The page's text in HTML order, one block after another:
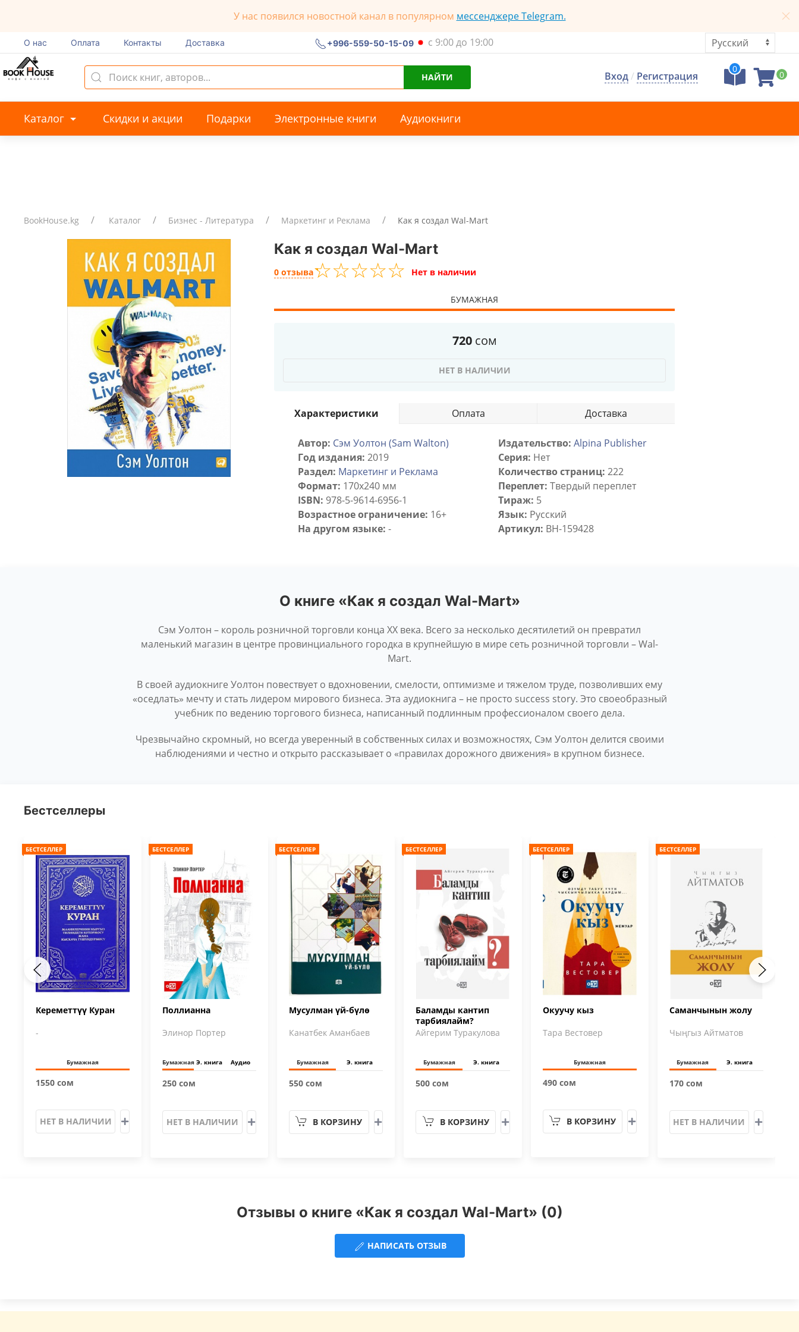
У нас появился новостной канал в популярном мессенджере Telegram.
О нас Оплата Контакты Доставка +996-559-50-15-09 с 9:00 до 19:00
НАЙТИ Вход/ Регистрация
0
0
Каталог Скидки и акции Подарки Электронные книги Аудиокниги
BookHouse.kg Каталог Бизнес - Литература Маркетинг и Реклама Как я создал Wal-Mart
Как я создал Wal-Mart
0 отзыва☆☆☆☆☆
★★★★★ Нет в наличии
БУМАЖНАЯ
720 сом
НЕТ В НАЛИЧИИ
Характеристики Оплата Доставка
Автор: Сэм Уолтон (Sam Walton) Издательство: Alpina Publisher
Год издания: 2019 Серия: Нет
Раздел: Маркетинг и Реклама Количество страниц: 222
Формат: 170х240 мм Переплет: Твердый переплет
ISBN: 978-5-9614-6956-1 Тираж: 5
Возрастное ограничение: 16+ Язык: Русский
На другом языке: - Артикул: BH-159428
О книге «Как я создал Wal-Mart»
Сэм Уолтон – король розничной торговли конца XX века. Всего за несколько десятилетий он превратил
маленький магазин в центре провинциального городка в крупнейшую в мире сеть розничной торговли – Wal-
Mart.
В своей аудиокниге Уолтон повествует о вдохновении, смелости, оптимизме и тяжелом труде, позволивших ему
«оседлать» мечту и стать лидером мирового бизнеса. Эта аудиокнига – не просто success story. Это своеобразный
учебник по ведению торгового бизнеса, написанный подлинным профессионалом своего дела.
Чрезвычайно скромный, но всегда уверенный в собственных силах и возможностях, Сэм Уолтон делится своими
наблюдениями и честно и открыто рассказывает о «правилах дорожного движения» в крупном бизнесе.
Бестселлеры
БЕСТСЕЛЛЕР
Кереметтүү Куран
-
Бумажная
1550 сом
НЕТ В НАЛИЧИИ
БЕСТСЕЛЛЕР
Поллианна
Элинор Портер
Бумажная Э. книга Аудио
250 сом
НЕТ В НАЛИЧИИ
БЕСТСЕЛЛЕР
Мусулман үй-бүлө
Канатбек Аманбаев
Бумажная Э. книга
550 сом
В КОРЗИНУ
БЕСТСЕЛЛЕР
Баламды кантип
тарбиялайм?
Айгерим Туракулова
Бумажная Э. книга
500 сом
В КОРЗИНУ
БЕСТСЕЛЛЕР
Окуучу кыз
Тара Вестовер
Бумажная
490 сом
В КОРЗИНУ
БЕСТСЕЛЛЕР
Саманчынын жолу
Чыңгыз Айтматов
Бумажная Э. книга
170 сом
НЕТ В НАЛИЧИИ
Отзывы о книге «Как я создал Wal-Mart» (0)
НАПИСАТЬ ОТЗЫВ